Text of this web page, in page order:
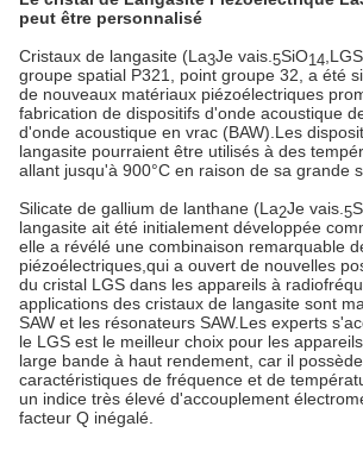
peut être personnalisé
Cristaux de langasite (La3Je vais. 5SiO14
groupe spatial P321, point groupe 32, a été
de nouveaux matériaux piézoélectriques
fabrication de dispositifs d'onde acoustique
d'onde acoustique en vrac (BAW).Les
langasite pourraient être utilisés à des
allant jusqu'à 900°C en raison de sa grande
Silicate de gallium de lanthane (La2Je vais. 5
langasite ait été initialement développée
elle a révélé une combinaison remarquable
piézoélectriques,qui a ouvert de nouvelles
du cristal LGS dans les appareils à
applications des cristaux de langasite sont
SAW et les résonateurs SAW.Les experts
le LGS est le meilleur choix pour les
large bande à haut rendement, car il
caractéristiques de fréquence et de
un indice très élevé d'accouplement
facteur Q inégalé.